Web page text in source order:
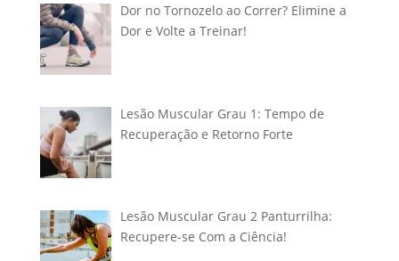
Dor no Tornozelo ao Correr? Elimine a
Dor e Volte a Treinar!
Lesão Muscular Grau 1: Tempo de
Recuperação e Retorno Forte
Lesão Muscular Grau 2 Panturrilha:
Recupere-se Com a Ciência!